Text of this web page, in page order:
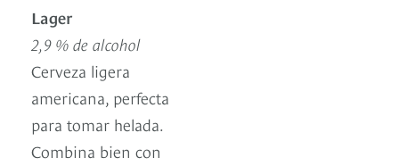
Lager
2,9 % de alcohol
Cerveza ligera
americana, perfecta
para tomar helada.
Combina bien con